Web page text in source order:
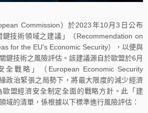
Commission）於2023年10月3日公布
鍵技術領域之建議」（Recommendation on
for the EU’s Economic Security），以便與
鍵技術之風險評估。該建議源自於歐盟於6月
戰略」（European Economic Security
政治緊張之局勢下，將最大限度的減少經濟
盟經濟安全制定全面的戰略方針。此「建
域的清單，係根據以下標準進行風險評估：